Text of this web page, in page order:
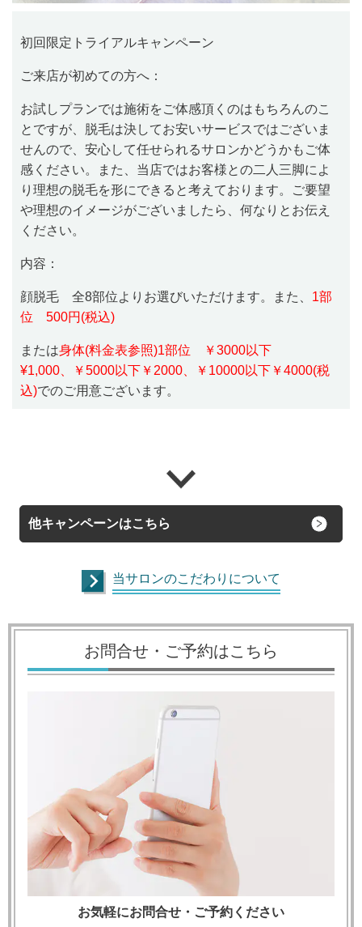
初回限定トライアルキャンペーン
ご来店が初めての方へ：
お試しプランでは施術をご体感頂くのはもちろんのこ
とですが、脱毛は決してお安いサービスではございま
せんので、安心して任せられるサロンかどうかもご体
感ください。また、当店ではお客様との二人三脚によ
り理想の脱毛を形にできると考えております。ご要望
や理想のイメージがございましたら、何なりとお伝え
ください。
内容：
顔脱毛 全8部位よりお選びいただけます。また、 1部
位 500円(税込)
または身体(料金表参照)1部位 ￥3000以下
¥1,000、￥5000以下￥2000、￥10000以下￥4000(税
込)でのご用意ございます。
他キャンペーンはこちら
当サロンのこだわりについて
お問合せ・ご予約はこちら
お気軽にお問合せ・ご予約ください